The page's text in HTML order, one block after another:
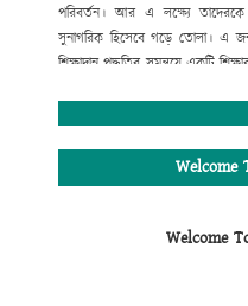
পরিবর্তন। আর এ লক্ষ্যে তাদেরকে
সুনাগরিক হিসেবে গড়ে তোলা। এ
শিক্ষাদান পদ্ধতির সমন্বয়ে একটি
প্রধান শিক্ষক (ভারপ্রাপ্ত)
Welcome
Welcome